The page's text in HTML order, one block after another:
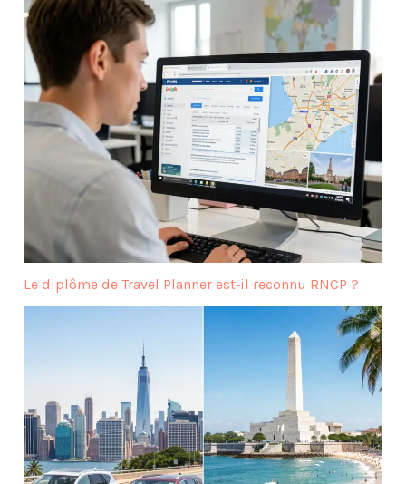
Le diplôme de Travel Planner est‑il reconnu RNCP ?